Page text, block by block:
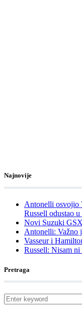
Najnovije
Antonelli osvojio
Russell odustao
Novi Suzuki
Antonelli: Važno
Vasseur i
Russell: Nisam
Pretraga